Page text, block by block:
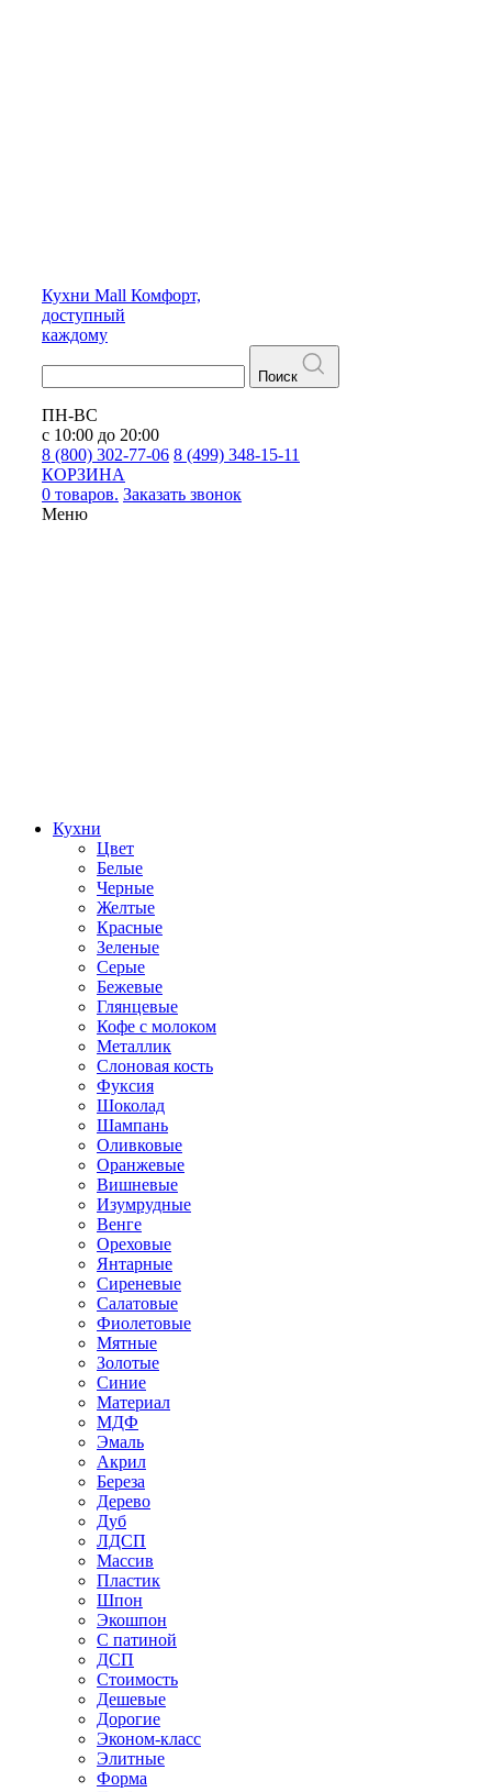
Кухни Mall Комфорт,
доступный
каждому
Поиск
ПН-ВС
с 10:00 до 20:00
8 (800) 302-77-06 8 (499) 348-15-11
КОРЗИНА
0 товаров. Заказать звонок
Меню
Кухни
Цвет
Белые
Черные
Желтые
Красные
Зеленые
Серые
Бежевые
Глянцевые
Кофе с молоком
Металлик
Слоновая кость
Фуксия
Шоколад
Шампань
Оливковые
Оранжевые
Вишневые
Изумрудные
Венге
Ореховые
Янтарные
Сиреневые
Салатовые
Фиолетовые
Мятные
Золотые
Синие
Материал
МДФ
Эмаль
Акрил
Береза
Дерево
Дуб
ЛДСП
Массив
Пластик
Шпон
Экошпон
С патиной
ДСП
Стоимость
Дешевые
Дорогие
Эконом-класс
Элитные
Форма